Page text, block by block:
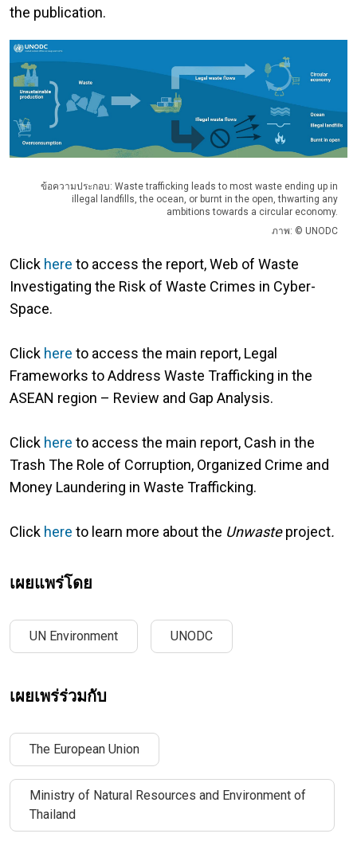
the publication.
ข้อความประกอบ: Waste trafficking leads to most waste ending up in
illegal landfills, the ocean, or burnt in the open, thwarting any
ambitions towards a circular economy.
ภาพ: © UNODC
Click here to access the report, Web of Waste
Investigating the Risk of Waste Crimes in Cyber-
Space.
Click here to access the main report, Legal
Frameworks to Address Waste Trafficking in the
ASEAN region – Review and Gap Analysis.
Click here to access the main report, Cash in the
Trash The Role of Corruption, Organized Crime and
Money Laundering in Waste Trafficking.
Click here to learn more about the Unwasteproject.
เผยแพร่โดย
UN Environment UNODC
เผยเพร่ร่วมกับ
The European Union
Ministry of Natural Resources and Environment of
Thailand